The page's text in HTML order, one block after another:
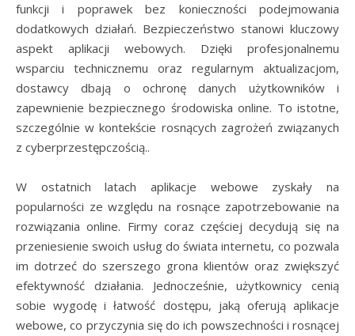
funkcji i poprawek bez konieczności podejmowania
dodatkowych działań. Bezpieczeństwo stanowi kluczowy
aspekt aplikacji webowych. Dzięki profesjonalnemu
wsparciu technicznemu oraz regularnym aktualizacjom,
dostawcy dbają o ochronę danych użytkowników i
zapewnienie bezpiecznego środowiska online. To istotne,
szczególnie w kontekście rosnących zagrożeń związanych
z cyberprzestępczością..
W ostatnich latach aplikacje webowe zyskały na
popularności ze względu na rosnące zapotrzebowanie na
rozwiązania online. Firmy coraz częściej decydują się na
przeniesienie swoich usług do świata internetu, co pozwala
im dotrzeć do szerszego grona klientów oraz zwiększyć
efektywność działania. Jednocześnie, użytkownicy cenią
sobie wygodę i łatwość dostępu, jaką oferują aplikacje
webowe, co przyczynia się do ich powszechności i rosnącej